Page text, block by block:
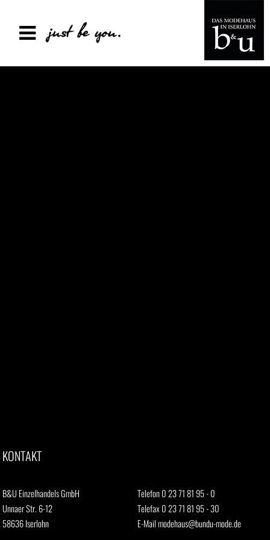
KONTAKT
B&U Einzelhandels GmbH
Unnaer Str. 6-12
58636 Iserlohn
Telefon 0 23 71 81 95 - 0
Telefax 0 23 71 81 95 - 30
E-Mailmodehaus@bundu-mode.de